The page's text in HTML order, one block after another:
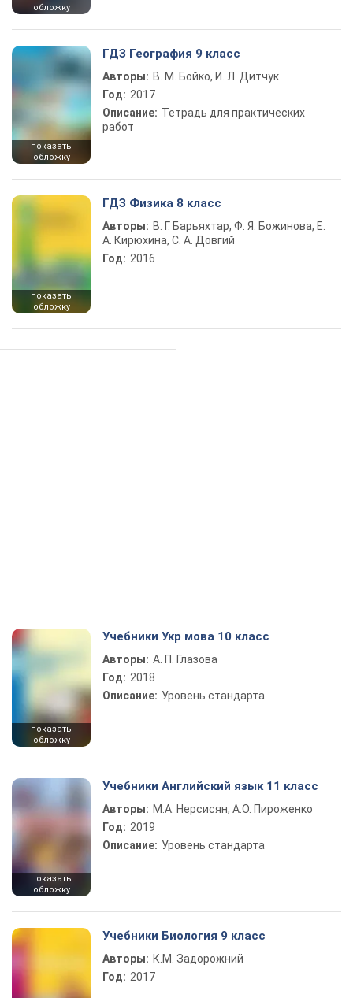
обложку
показать
обложку
ГДЗ География 9 класс
Авторы: В. М. Бойко, И. Л. Дитчук
Год: 2017
Описание: Тетрадь для практических
работ
показать
обложку
ГДЗ Физика 8 класс
Авторы: В. Г. Барьяхтар, Ф. Я. Божинова, Е.
А. Кирюхина, С. А. Довгий
Год: 2016
показать
обложку
Учебники Укр мова 10 класс
Авторы: А. П. Глазова
Год: 2018
Описание: Уровень стандарта
показать
обложку
Учебники Английский язык 11 класс
Авторы: М.А. Нерсисян, А.О. Пироженко
Год: 2019
Описание: Уровень стандарта
Учебники Биология 9 класс
Авторы: К.М. Задорожний
Год: 2017